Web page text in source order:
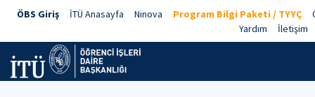
ÖBS Giriş İTÜ Anasayfa Ninova Program Bilgi Paketi / TYYÇ
Yardım
İletişim